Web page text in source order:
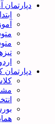
دپارتمان